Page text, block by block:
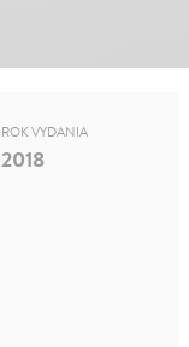
ROK VYDANIA
2018